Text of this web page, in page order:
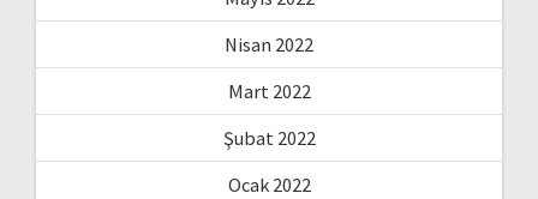
Nisan 2022
Mart 2022
Şubat 2022
Ocak 2022